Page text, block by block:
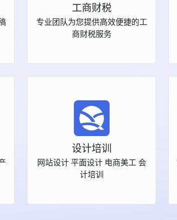
工商财税
专业团队为您提供高效便捷的工
商财税服务
设计培训
网站设计 平面设计 电商美工 会
计培训